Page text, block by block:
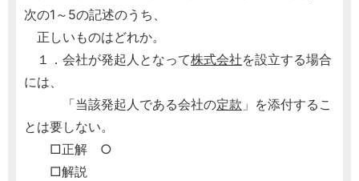
次の1～5の記述のうち、
正しいものはどれか。
１．会社が発起人となって株式会社を設立する場合
には、
「当該発起人である会社の定款 」を添付するこ
とは要しない。
□正解 ○
□解説